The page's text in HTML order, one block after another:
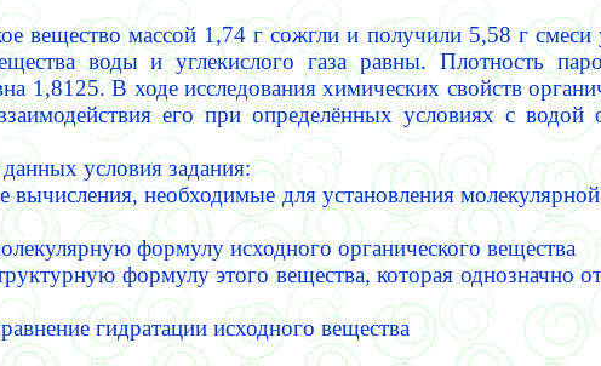
вещество массой 1,74 г сожгли и получили 5,58 г смеси
воды и углекислого газа равны. Плотность
1,8125.В ходе исследования химических свойств
его при определённых условиях с водой
условия задания:
вычисления, необходимые для установления
формулу исходного органического вещества
формулу этого вещества, которая однозначно
гидратации исходного вещества